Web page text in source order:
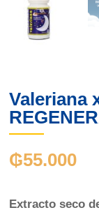
Valeriana
₲55.000
Extracto seco